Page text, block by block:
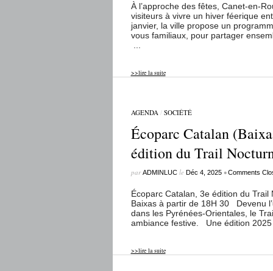
À l’approche des fêtes, Canet-en-
visiteurs à vivre un hiver féerique
janvier, la ville propose un
vous familiaux, pour partager
>>lire la suite
AGENDA/ SOCIÉTÉ
Écoparc Catalan
édition du Trail
parADMINLUCle Déc 4, 2025 •Comments
Écoparc Catalan, 3e édition du
Baixas à partir de 18H 30 Devenu
dans les Pyrénées-Orientales, le
ambiance festive. Une édition
>>lire la suite